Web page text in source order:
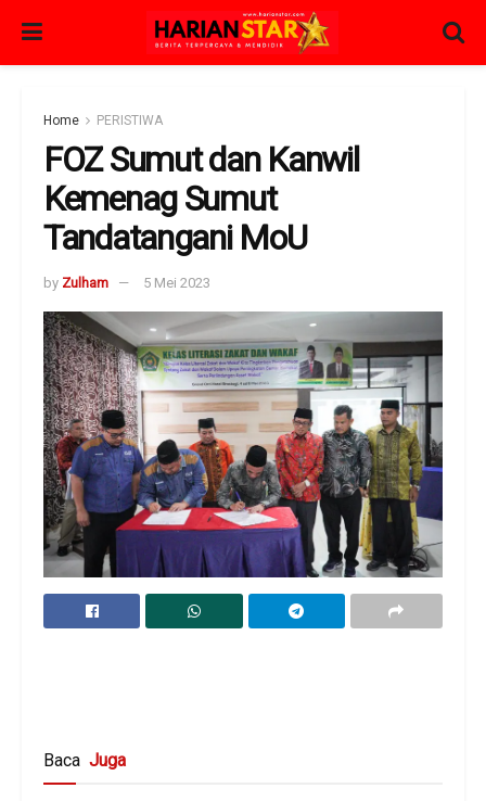
Home PERISTIWA
FOZ Sumut dan Kanwil
Kemenag Sumut
Tandatangani MoU
by Zulham 5 Mei 2023
Baca Juga